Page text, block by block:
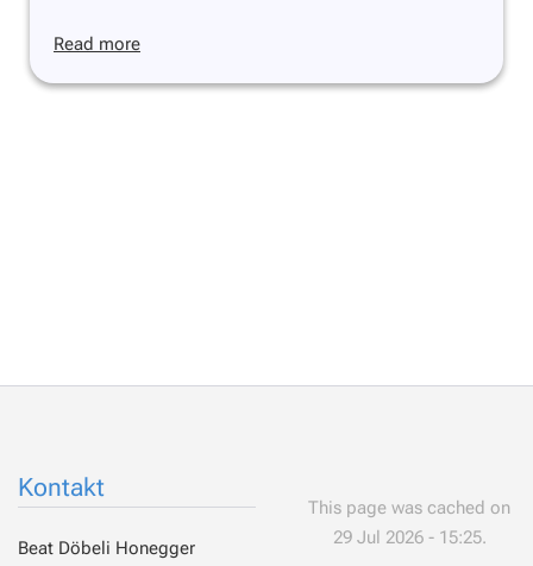
Read more
Kontakt
Beat Döbeli Honegger
This page was cached on
29 Jul 2026 - 15:25.